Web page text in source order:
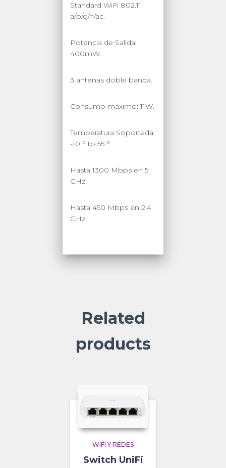
Standard WiFi 802.11
a/b/g/n/ac.
Potencia de Salida:
400mW.
3 antenas doble banda.
Consumo máximo: 11W.
Temperatura Soportada:
-10 ° to 55 °.
Hasta 1300 Mbps en 5
GHz.
Hasta 450 Mbps en 2.4
GHz.
Related
products
WIFI Y REDES
Switch UniFi